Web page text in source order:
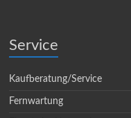
Service
Kaufberatung/Service
Fernwartung